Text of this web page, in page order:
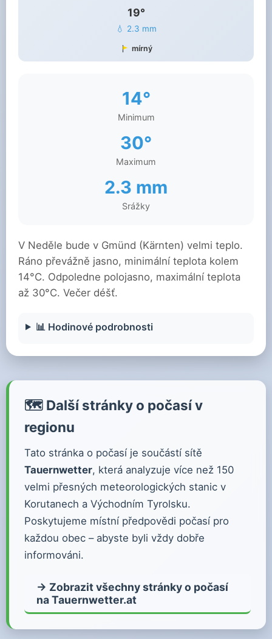
19°
💧 2.3 mm
mírný
14°
Minimum
30°
Maximum
2.3 mm
Srážky
V Neděle bude v Gmünd (Kärnten) velmi teplo.
Ráno převážně jasno, minimální teplota kolem
14°C. Odpoledne polojasno, maximální teplota
až 30°C. Večer déšť.
📊 Hodinové podrobnosti
🗺️ Další stránky o počasí v
regionu
Tato stránka o počasí je součástí sítě
Tauernwetter, která analyzuje více než 150
velmi přesných meteorologických stanic v
Korutanech a Východním Tyrolsku.
Poskytujeme místní předpovědi počasí pro
každou obec – abyste byli vždy dobře
informováni.
→ Zobrazit všechny stránky o počasí
na Tauernwetter.at